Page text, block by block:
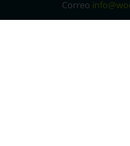
Correo